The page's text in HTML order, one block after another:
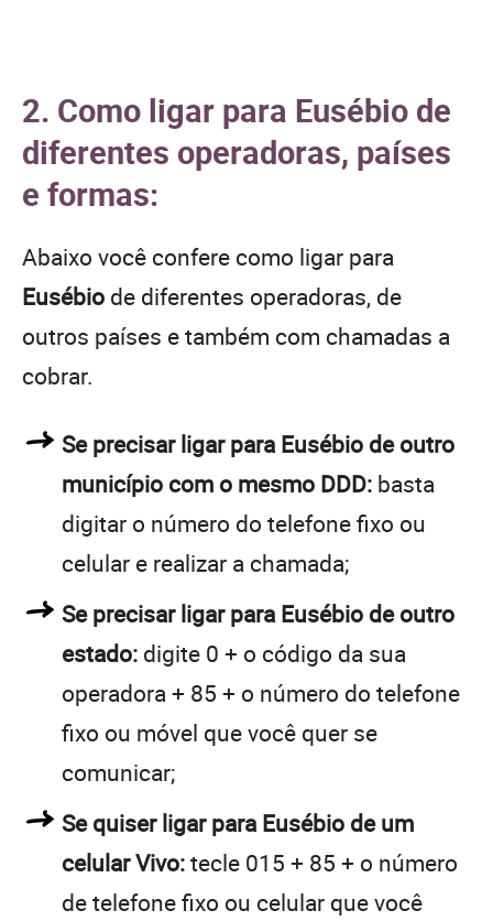
2. Como ligar para Eusébio de
diferentes operadoras, países
e formas:
Abaixo você confere como ligar para
Eusébio de diferentes operadoras, de
outros países e também com chamadas a
cobrar.
Se precisar ligar para Eusébio de outro
município com o mesmo DDD: basta
digitar o número do telefone fixo ou
celular e realizar a chamada;
Se precisar ligar para Eusébio de outro
estado: digite 0 + o código da sua
operadora + 85 + o número do telefone
fixo ou móvel que você quer se
comunicar;
Se quiser ligar para Eusébio de um
celular Vivo:tecle 015 + 85 + o número
de telefone fixo ou celular que você